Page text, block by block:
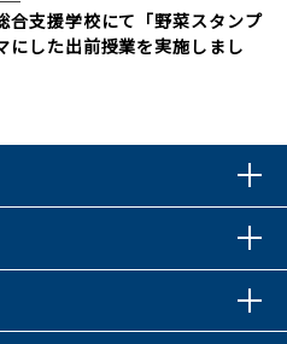
合支援学校にて「野菜スタンプ
にした出前授業を実施しまし